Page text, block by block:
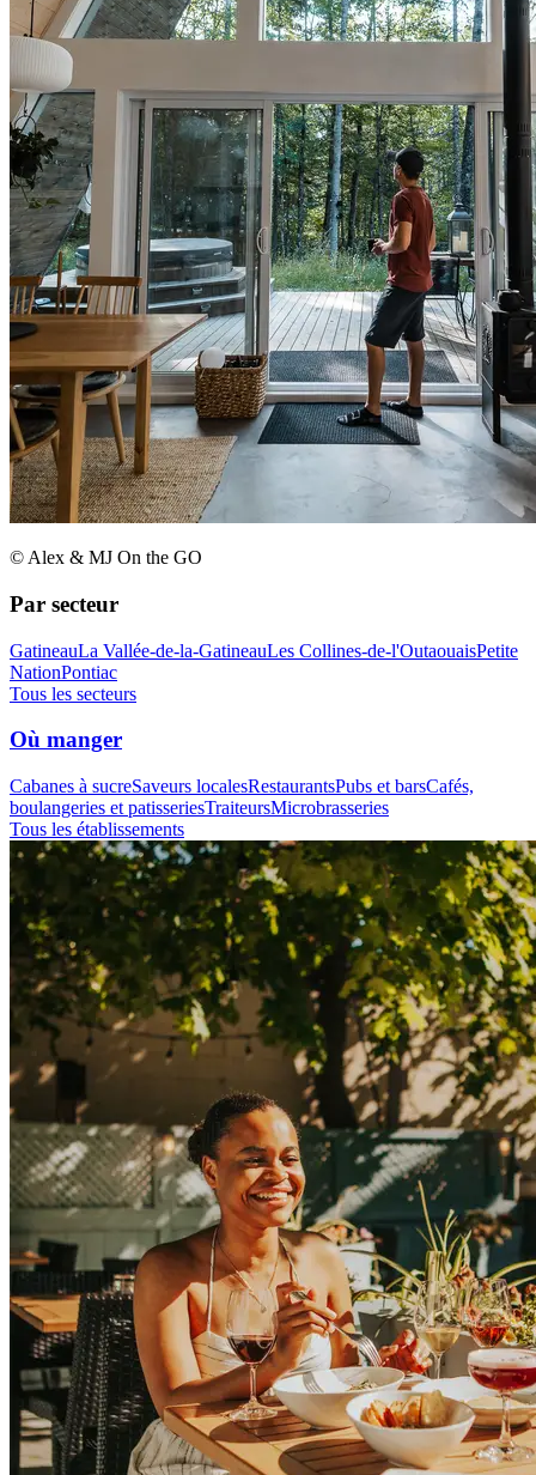
© Alex & MJ On the GO
Par secteur
GatineauLa Vallée-de-la-GatineauLes Collines-de-l'OutaouaisPetite
NationPontiac
Tous les secteurs
Où manger
Cabanes à sucreSaveurs localesRestaurantsPubs et barsCafés,
boulangeries et patisseriesTraiteursMicrobrasseries
Tous les établissements